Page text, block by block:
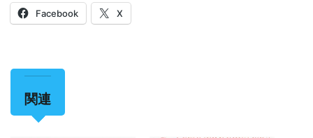
Facebook X
関連